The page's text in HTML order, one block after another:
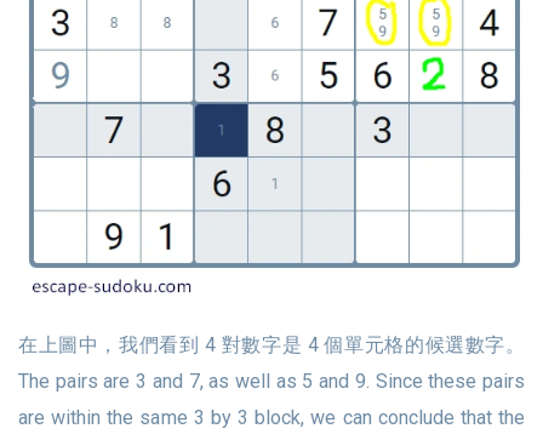
在上圖中，我們看到 4 對數字是 4 個單元格的候選數字。
The pairs are 3 and 7, as well as 5 and 9. Since these pairs
are within the same 3 by 3 block, we can conclude that the